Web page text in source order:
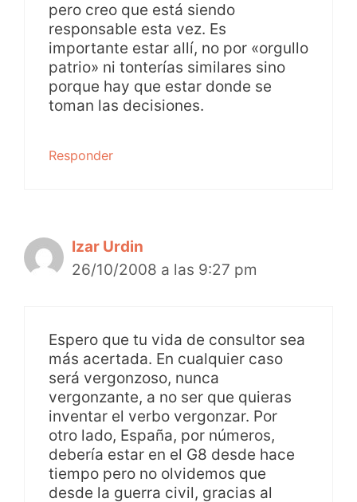
pero creo que está siendo
responsable esta vez. Es
importante estar allí, no por «orgullo
patrio» ni tonterías similares sino
porque hay que estar donde se
toman las decisiones.
Responder
Izar Urdin
26/10/2008 a las 9:27 pm
Espero que tu vida de consultor sea
más acertada. En cualquier caso
será vergonzoso, nunca
vergonzante, a no ser que quieras
inventar el verbo vergonzar. Por
otro lado, España, por números,
debería estar en el G8 desde hace
tiempo pero no olvidemos que
desde la guerra civil, gracias al